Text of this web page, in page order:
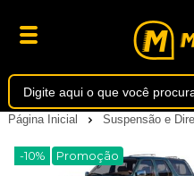
Página Inicial Suspensão e
-10% Promoção